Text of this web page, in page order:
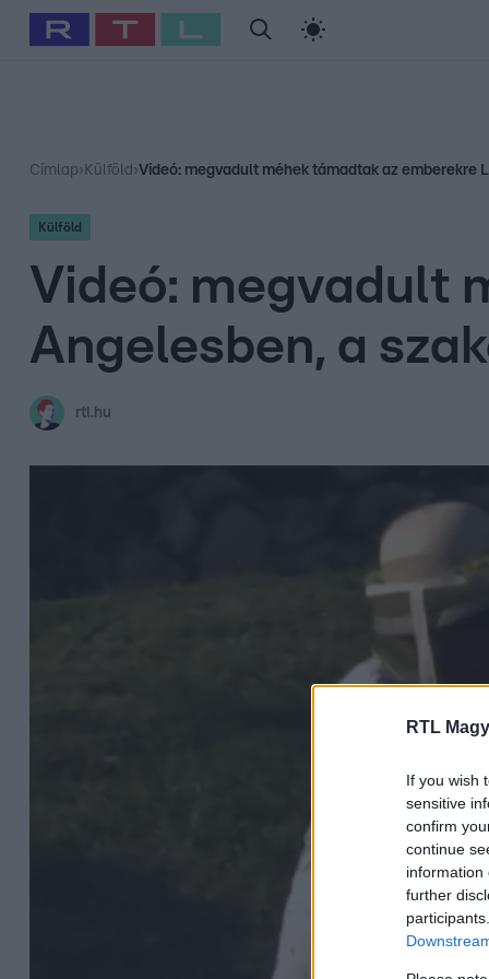
RTL
If you wish
sensitive
confirm
continue
information
further
Babits Marcella Szellő István Most Wanted
Címlap› Külföld ›Videó: megvadult méhek támadtak az emberekre
Külföld
Videó: megvadult
Angelesben, a
rtl.hu